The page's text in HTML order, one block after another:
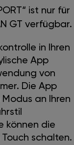
ist nur für
GT verfügbar.
in Ihren
App
von
Die App
an Ihren
können die
schalten.